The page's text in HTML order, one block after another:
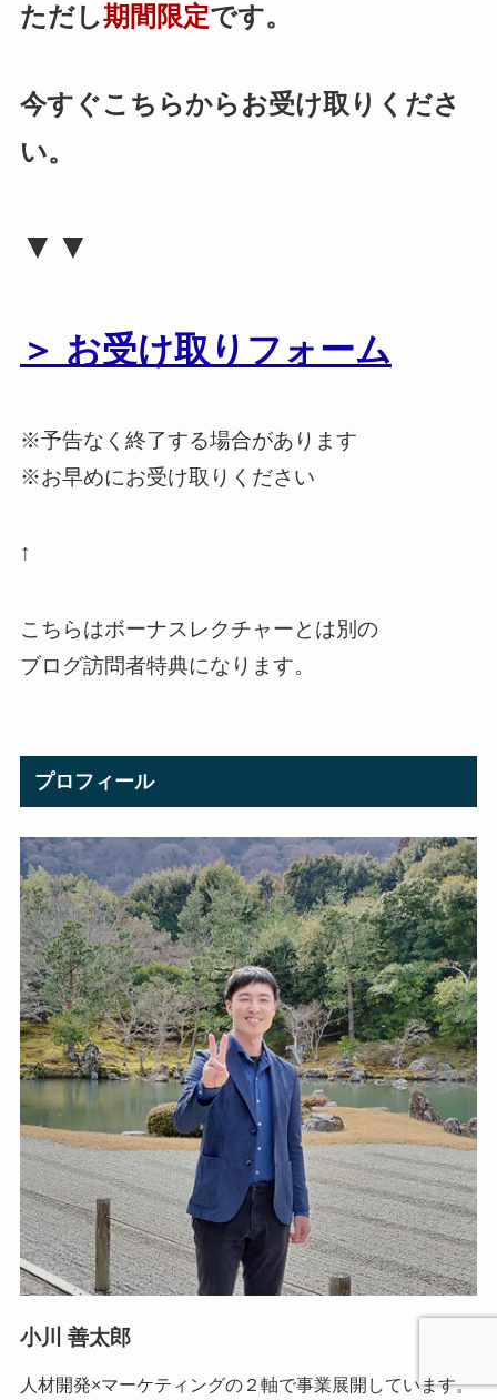
ただし期間限定です。
今すぐこちらからお受け取りくださ
い。
▼▼
＞ お受け取りフォーム
※予告なく終了する場合があります
※お早めにお受け取りください
↑
こちらはボーナスレクチャーとは別の
ブログ訪問者特典になります。
プロフィール
小川 善太郎
人材開発×マーケティングの２軸で事業展開しています。